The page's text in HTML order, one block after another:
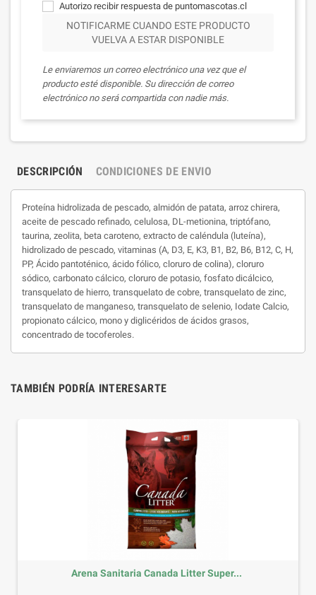
Autorizo recibir respuesta de puntomascotas.cl
NOTIFICARME CUANDO ESTE PRODUCTO
VUELVA A ESTAR DISPONIBLE
Le enviaremos un correo electrónico una vez que el
producto esté disponible. Su dirección de correo
electrónico no será compartida con nadie más.
DESCRIPCIÓN CONDICIONES DE ENVIO
Proteína hidrolizada de pescado, almidón de patata, arroz chirera,
aceite de pescado refinado, celulosa, DL-metionina, triptófano,
taurina, zeolita, beta caroteno, extracto de caléndula (luteína),
hidrolizado de pescado, vitaminas (A, D3, E, K3, B1, B2, B6, B12, C, H,
PP, Ácido pantoténico, ácido fólico, cloruro de colina), cloruro
sódico, carbonato cálcico, cloruro de potasio, fosfato dicálcico,
transquelato de hierro, transquelato de cobre, transquelato de zinc,
transquelato de manganeso, transquelato de selenio, Iodate Calcio,
propionato cálcico, mono y diglicéridos de ácidos grasos,
concentrado de tocoferoles.
TAMBIÉN PODRÍA INTERESARTE
Arena Sanitaria Canada Litter Super...